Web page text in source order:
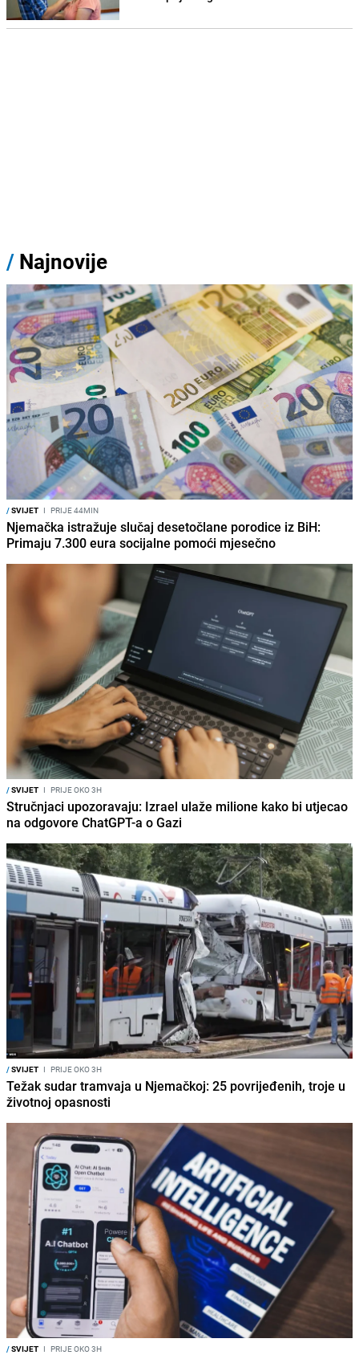
/ Najnovije
/SVIJET I PRIJE 44MIN
Njemačka istražuje slučaj desetočlane porodice iz BiH:
Primaju 7.300 eura socijalne pomoći mjesečno
/SVIJET I PRIJE OKO 3H
Stručnjaci upozoravaju: Izrael ulaže milione kako bi utjecao
na odgovore ChatGPT-a o Gazi
/SVIJET I PRIJE OKO 3H
Težak sudar tramvaja u Njemačkoj: 25 povrijeđenih, troje u
životnoj opasnosti
/SVIJET I PRIJE OKO 3H